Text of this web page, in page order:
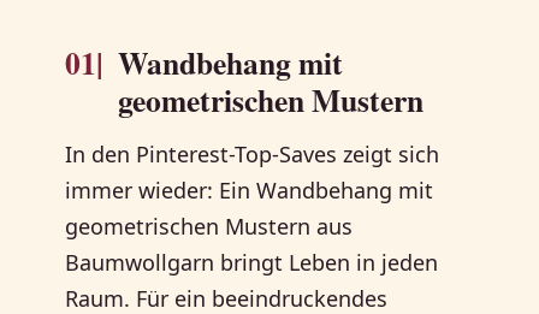
01| Wandbehang mit
geometrischen Mustern
In den Pinterest-Top-Saves zeigt sich
immer wieder: Ein Wandbehang mit
geometrischen Mustern aus
Baumwollgarn bringt Leben in jeden
Raum. Für ein beeindruckendes